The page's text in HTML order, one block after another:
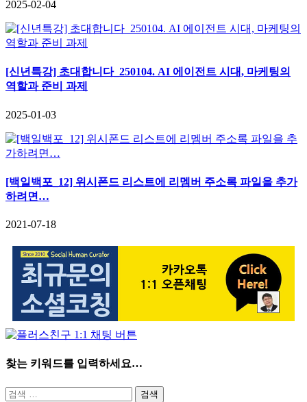
2025-02-04
[신년특강] 초대합니다_250104. AI 에이전트 시대, 마케팅의
역할과 준비 과제
2025-01-03
[백일백포_12] 위시폰드 리스트에 리멤버 주소록 파일을 추가
하려면…
2021-07-18
찾는 키워드를 입력하세요…
검